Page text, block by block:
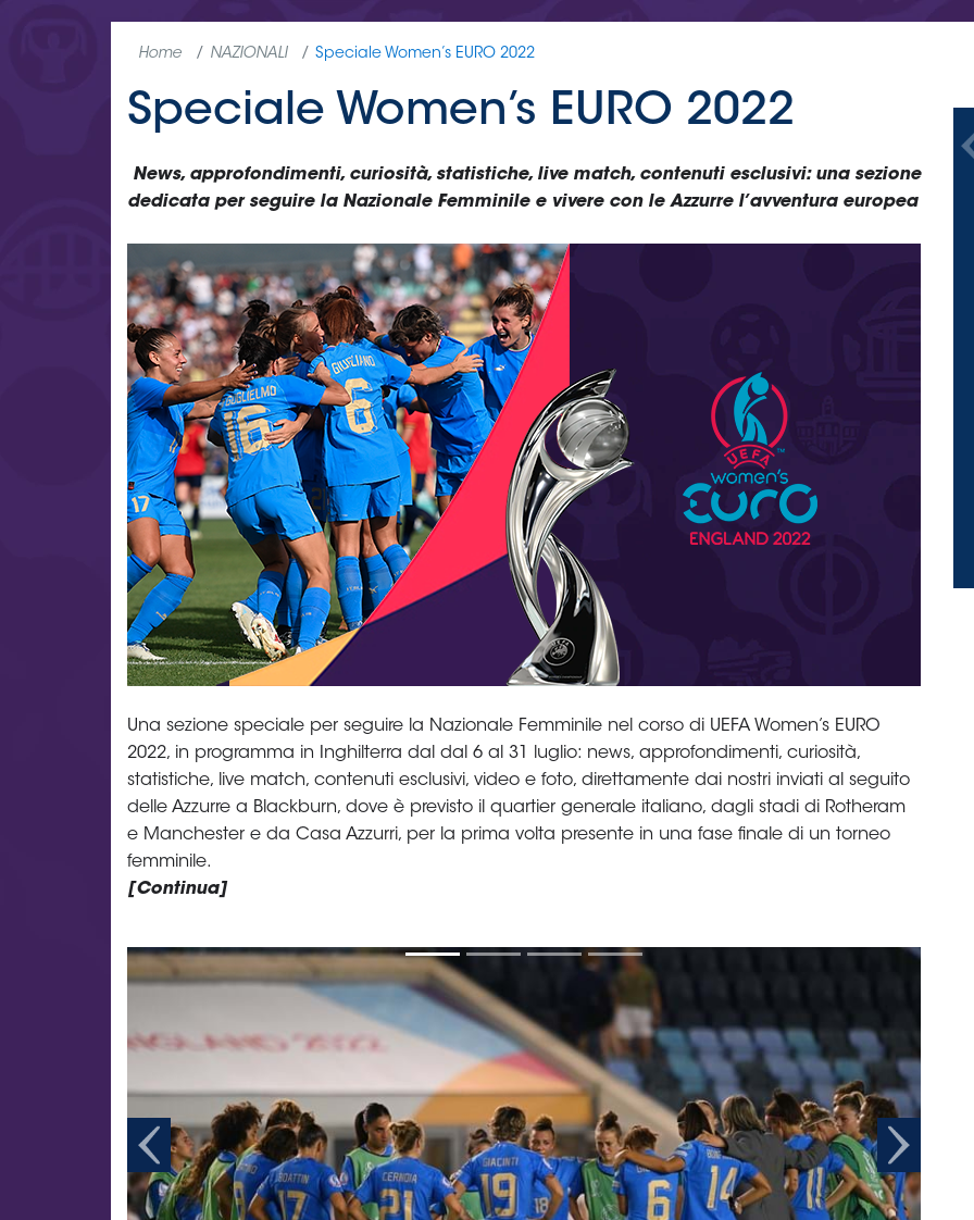
Home NAZIONALI Speciale Women’s EURO 2022
Speciale Women’s EURO 2022
News, approfondimenti, curiosità, statistiche, live match, contenuti esclusivi: una sezione
dedicata per seguire la Nazionale Femminile e vivere con le Azzurre l’avventura europea
Una sezione speciale per seguire la Nazionale Femminile nel corso di UEFA Women’s EURO
2022, in programma in Inghilterra dal dal 6 al 31 luglio: news, approfondimenti, curiosità,
statistiche, live match, contenuti esclusivi, video e foto, direttamente dai nostri inviati al seguito
delle Azzurre a Blackburn, dove è previsto il quartier generale italiano, dagli stadi di Rotheram
e Manchester e da Casa Azzurri, per la prima volta presente in una fase finale di un torneo
femminile.
[Continua]